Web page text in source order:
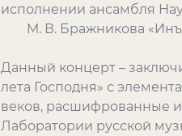
исполнении ансамбля
М. В. Бражникова «Инъ
Данный концерт –
лета Господня» с
веков, расшифрованные
Лаборатории русской